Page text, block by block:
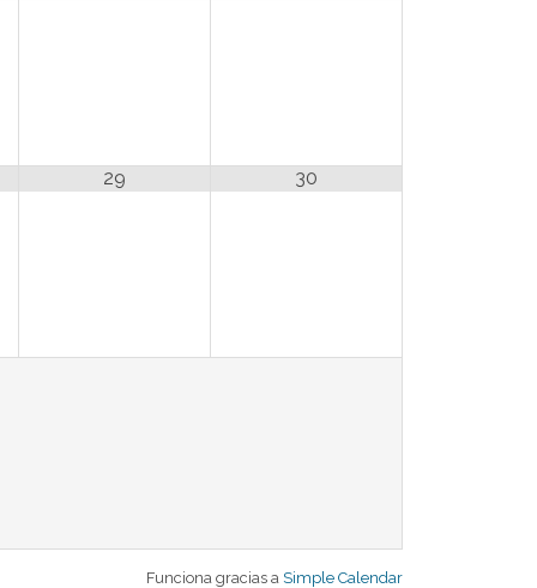
29 30
Funciona gracias a Simple Calendar